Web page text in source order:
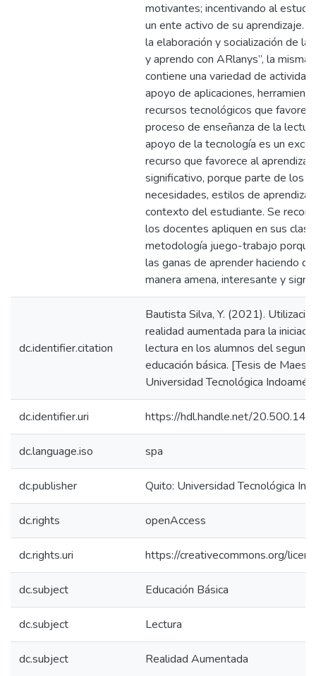
motivantes; incentivando al
un ente activo de su aprendizaje.
la elaboración y socialización de la
y aprendo con ARlanys”, la misma
contiene una variedad de
apoyo de aplicaciones,
recursos tecnológicos que
proceso de enseñanza de la
apoyo de la tecnología es un
recurso que favorece al
significativo, porque parte de los
necesidades, estilos de
contexto del estudiante. Se
los docentes apliquen en sus
metodología juego-trabajo
las ganas de aprender haciendo
manera amena, interesante y
dc.identifier.citation
Bautista Silva, Y. (2021).
realidad aumentada para la
lectura en los alumnos del
educación básica. [Tesis de
Universidad Tecnológica
dc.identifier.uri https://hdl.handle.net/
dc.language.iso spa
dc.publisher Quito: Universidad Tecnológica
dc.rights openAccess
dc.rights.uri https://creativecommons.org/
dc.subject Educación Básica
dc.subject Lectura
dc.subject Realidad Aumentada